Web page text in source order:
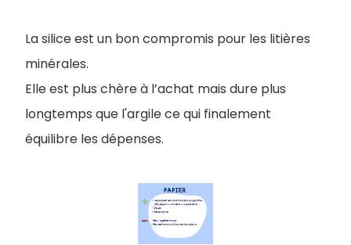
La silice est un bon compromis pour les litières
minérales.
Elle est plus chère à l’achat mais dure plus
longtemps que l'argile ce qui finalement
équilibre les dépenses.